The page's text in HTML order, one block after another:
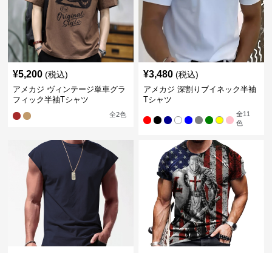
¥5,200 (税込)
アメカジ ヴィンテージ単車グラ
フィック半袖Tシャツ
全2色
¥3,480 (税込)
アメカジ 深割りブイネック半袖
Tシャツ
全11
色